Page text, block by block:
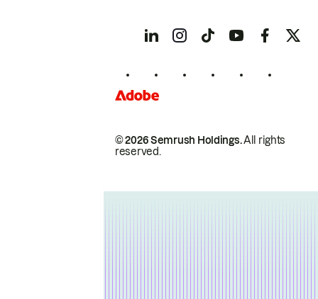
© 2026 Semrush Holdings.All rights
reserved.